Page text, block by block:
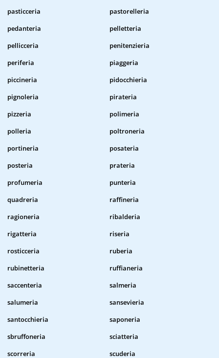
pasticceria
pastorelleria
pedanteria
pelletteria
pellicceria
penitenzieria
periferia
piaggeria
piccineria
pidocchieria
pignoleria
pirateria
pizzeria
polimeria
polleria
poltroneria
portineria
posateria
posteria
prateria
profumeria
punteria
quadreria
raffineria
ragioneria
ribalderia
rigatteria
riseria
rosticceria
ruberia
rubinetteria
ruffianeria
saccenteria
salmeria
salumeria
sansevieria
santocchieria
saponeria
sbruffoneria
sciatteria
scorreria
scuderia